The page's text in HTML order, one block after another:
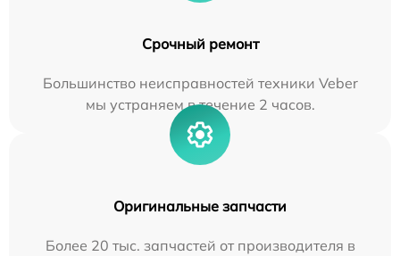
Срочный ремонт
Большинство неисправностей техники Veber
мы устраняем в течение 2 часов.
Оригинальные запчасти
Более 20 тыс. запчастей от производителя в